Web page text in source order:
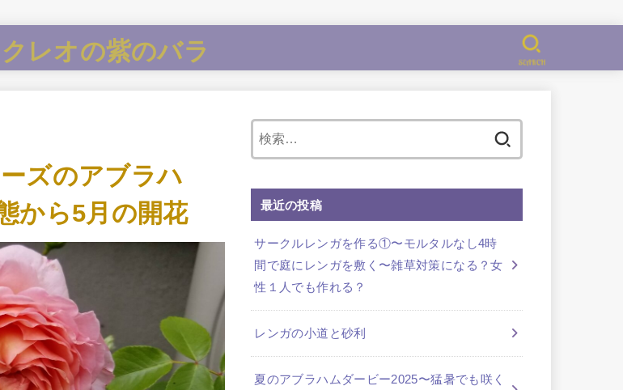
レオの紫のバラ SEARCH
ズのアブラハ
から5月の開花
最近の投稿
サークルレンガを作る①〜モルタルなし4時
間で庭にレンガを敷く〜雑草対策になる？女
性１人でも作れる？
レンガの小道と砂利
夏のアブラハムダービー2025〜猛暑でも咲く